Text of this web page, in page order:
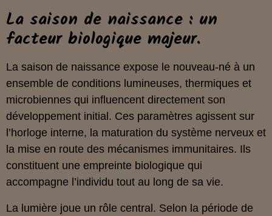
La saison de naissance : un
facteur biologique majeur.
La saison de naissance expose le nouveau-né à un
ensemble de conditions lumineuses, thermiques et
microbiennes qui influencent directement son
développement initial. Ces paramètres agissent sur
l’horloge interne, la maturation du système nerveux et
la mise en route des mécanismes immunitaires. Ils
constituent une empreinte biologique qui
accompagne l’individu tout au long de sa vie.
La lumière joue un rôle central. Selon la période de